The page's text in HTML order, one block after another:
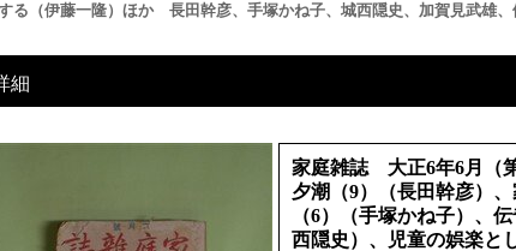
る（伊藤一隆）ほか 長田幹彦、手塚かね子、城西隠史、加賀見武雄
細
家庭雑誌 大正6年6月（
夕潮（9）（長田幹彦）
（6）（手塚かね子）、
西隠史）、児童の娯楽と